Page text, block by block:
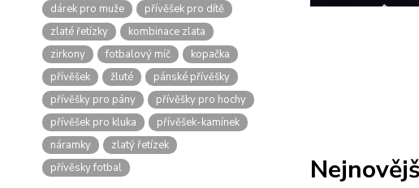
dárek pro muže
přívěšek pro dítě
zlaté řetízky
kombinace zlata
zirkony
fotbalový míč
kopačka
přívěšek
žluté
pánské přívěšky
přívěšky pro pány
přívěšky pro hochy
přívěšek pro kluka
přívěšek-kamínek
náramky
zlatý řetízek
přívěsky fotbal